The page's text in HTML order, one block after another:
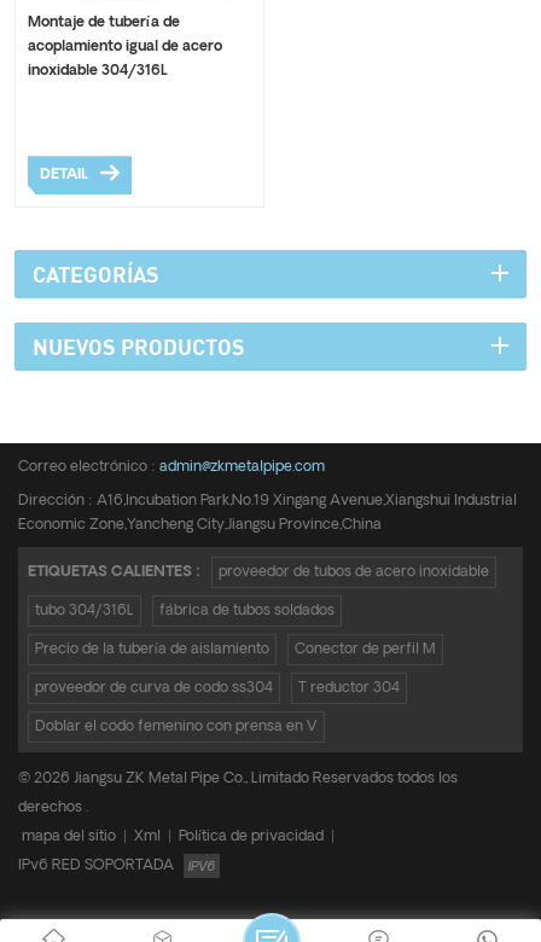
Montaje de tubería de
acoplamiento igual de acero
inoxidable 304/316L
DETAIL
CATEGORÍAS
NUEVOS PRODUCTOS
Correo electrónico : admin@zkmetalpipe.com
Dirección : A16,Incubation Park,No.19 Xingang Avenue,Xiangshui Industrial
Economic Zone,Yancheng City,Jiangsu Province,China
ETIQUETAS CALIENTES : proveedor de tubos de acero inoxidable
tubo 304/316L fábrica de tubos soldados
Precio de la tubería de aislamiento Conector de perfil M
proveedor de curva de codo ss304 T reductor 304
Doblar el codo femenino con prensa en V
© 2026 Jiangsu ZK Metal Pipe Co., Limitado Reservados todos los
derechos .
mapa del sitio
Xml Política de privacidad
IPv6 RED SOPORTADA